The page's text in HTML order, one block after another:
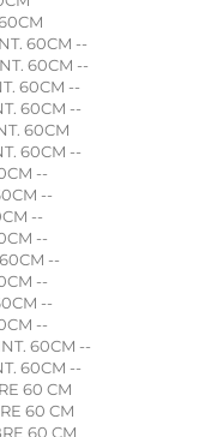
60CM --
60CM --
60CM --
60CM --
60CM
60CM --
--
--
--
--
--
--
--
--
60CM --
60CM --
60 CM
60 CM
60 CM